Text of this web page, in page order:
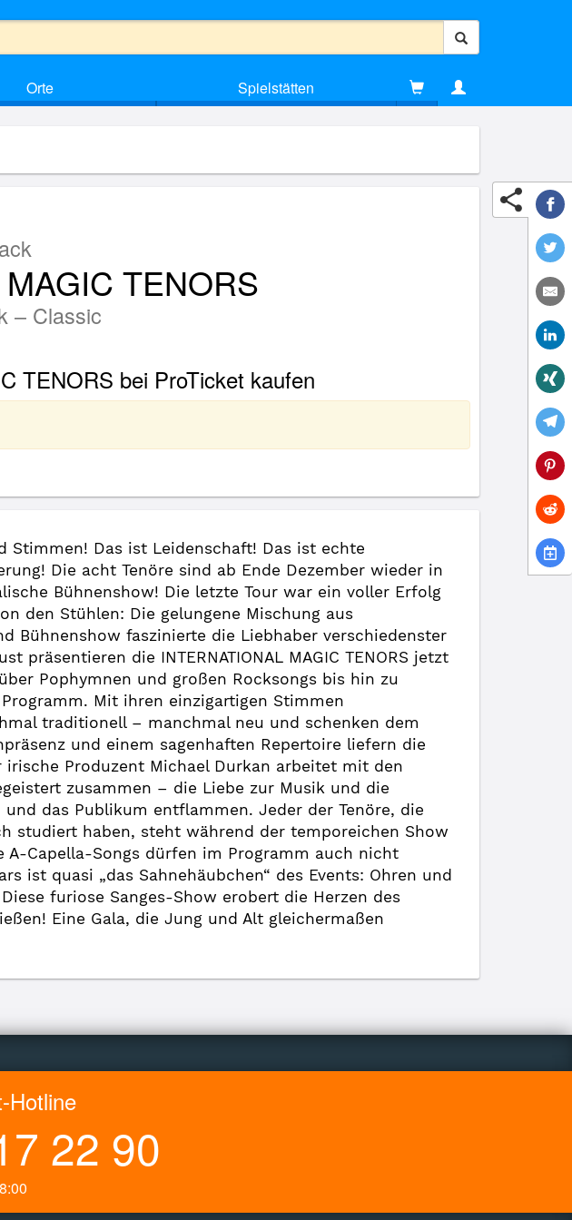
Orte Spielstätten
TENORS
– Classic
TENORS bei ProTicket kaufen
Stimmen! Das ist Leidenschaft! Das ist echte
Die acht Tenöre sind ab Ende Dezember wieder in
Bühnenshow! Die letzte Tour war ein voller Erfolg
den Stühlen: Die gelungene Mischung aus
Bühnenshow faszinierte die Liebhaber verschiedenster
die INTERNATIONAL MAGIC TENORS jetzt
Pophymnen und großen Rocksongs bis hin zu
Mit ihren einzigartigen Stimmen
traditionell – manchmal neu und schenken dem
und einem sagenhaften Repertoire liefern die
Produzent Michael Durkan arbeitet mit den
zusammen – die Liebe zur Musik und die
das Publikum entflammen. Jeder der Tenöre, die
studiert haben, steht während der temporeichen Show
Capella-Songs dürfen im Programm auch nicht
ist quasi „das Sahnehäubchen“ des Events: Ohren und
furiose Sanges-Show erobert die Herzen des
Eine Gala, die Jung und Alt gleichermaßen
Hotline
22 90